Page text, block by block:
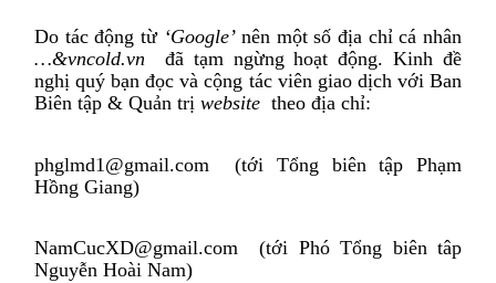
Do tác động từ ‘Google’nên một số địa chỉ cá nhân
…&vncold.vn
đã tạm ngừng hoạt động. Kinh đề
nghị quý bạn đọc và cộng tác viên giao dịch với Ban
Biên tập & Quản trị website theo địa chỉ:
phglmd1@gmail.com
(tới Tổng biên tập Phạm
Hồng Giang)
NamCucXD@gmail.com
(tới Phó Tổng biên tâp
Nguyễn Hoài Nam)